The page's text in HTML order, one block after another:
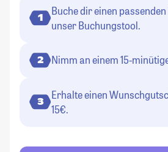
1
Buche dir einen
unser Buchungstool.
2 Nimm an einem 15-
3
Erhalte einen
15€.